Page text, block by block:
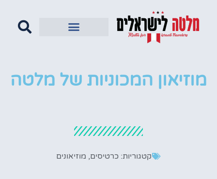
מוזיאון המכוניות של מלטה
קטגוריות: כרטיסים, מוזיאונים